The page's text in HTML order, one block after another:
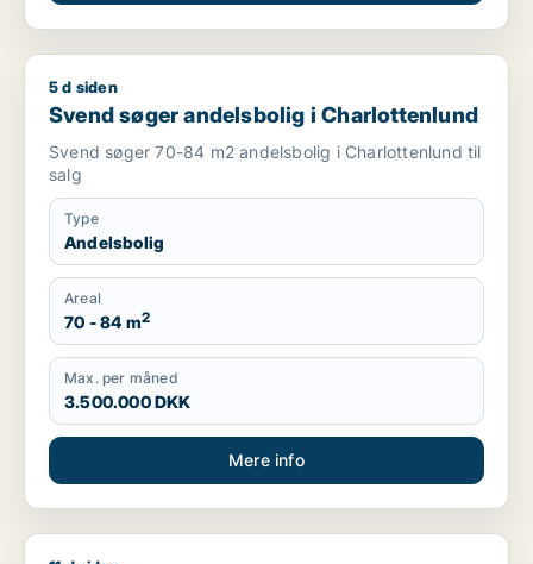
Svend søger andelsbolig i Charlottenlund
5 d siden
Svend søger andelsbolig i Charlottenlund
Svend søger 70-84 m2 andelsbolig i Charlottenlund til
salg
Type
Andelsbolig
Areal
70 - 84 m2
Max. per måned
3.500.000 DKK
Mere info